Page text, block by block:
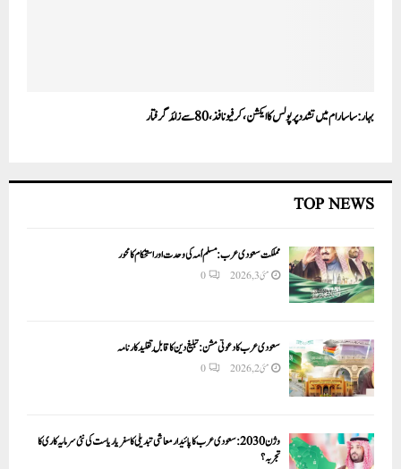
بہار: ساسارام میں تشدد پر پولس کا ایکشن، کرفیو نافذ، 80سے زائد گرفتار
TOP NEWS
مملکت سعودی عرب: مسلم اُمہ کی وحدت اور استحکام کا محور
مئی 3, 2026 0
سعودی عرب کا دعوتی مشن: تبلیغ دین کا قابلِ تقلید کارنامہ
مئی 2, 2026 0
وژن 2030:سعودی عرب کا پائیدار معاشی تبدیلی کا سفر یا ریاست کی نئی سرمایہ کاری کا
تجربہ؟